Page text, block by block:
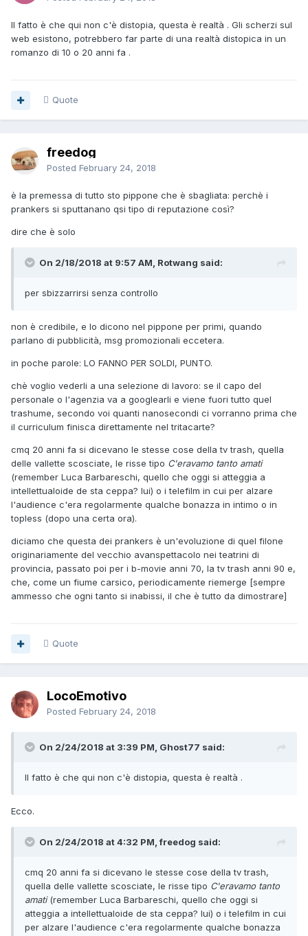
Il fatto è che qui non c'è distopia, questa è realtà . Gli scherzi sul
web esistono, potrebbero far parte di una realtà distopica in un
romanzo di 10 o 20 anni fa .
Quote
freedog
Posted February 24, 2018
è la premessa di tutto sto pippone che è sbagliata: perchè i
prankers si sputtanano qsi tipo di reputazione così?
dire che è solo
On 2/18/2018 at 9:57 AM, Rotwang said:
per sbizzarrirsi senza controllo
non è credibile, e lo dicono nel pippone per primi, quando
parlano di pubblicità, msg promozionali eccetera.
in poche parole: LO FANNO PER SOLDI, PUNTO.
chè voglio vederli a una selezione di lavoro: se il capo del
personale o l'agenzia va a googlearli e viene fuori tutto quel
trashume, secondo voi quanti nanosecondi ci vorranno prima che
il curriculum finisca direttamente nel tritacarte?
cmq 20 anni fa si dicevano le stesse cose della tv trash, quella
delle vallette scosciate, le risse tipo C'eravamo tanto amati
(remember Luca Barbareschi, quello che oggi si atteggia a
intellettualoide de sta ceppa? lui) o i telefilm in cui per alzare
l'audience c'era regolarmente qualche bonazza in intimo o in
topless (dopo una certa ora).
diciamo che questa dei prankers è un'evoluzione di quel filone
originariamente del vecchio avanspettacolo nei teatrini di
provincia, passato poi per i b-movie anni 70, la tv trash anni 90 e,
che, come un fiume carsico, periodicamente riemerge [sempre
ammesso che ogni tanto si inabissi, il che è tutto da dimostrare]
Quote
LocoEmotivo
Posted February 24, 2018
On 2/24/2018 at 3:39 PM, Ghost77 said:
Il fatto è che qui non c'è distopia, questa è realtà .
Ecco.
On 2/24/2018 at 4:32 PM, freedog said:
cmq 20 anni fa si dicevano le stesse cose della tv trash,
quella delle vallette scosciate, le risse tipo C'eravamo tanto
amati(remember Luca Barbareschi, quello che oggi si
atteggia a intellettualoide de sta ceppa? lui) o i telefilm in cui
per alzare l'audience c'era regolarmente qualche bonazza